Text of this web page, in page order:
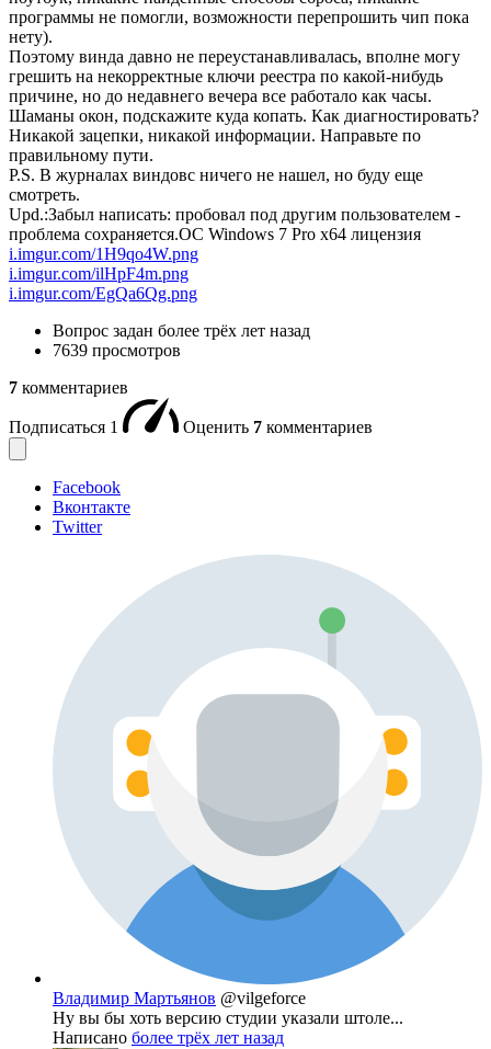
программы не помогли, возможности перепрошить чип пока
нету).
Поэтому винда давно не переустанавливалась, вполне могу
грешить на некорректные ключи реестра по какой-нибудь
причине, но до недавнего вечера все работало как часы.
Шаманы окон, подскажите куда копать. Как диагностировать?
Никакой зацепки, никакой информации. Направьте по
правильному пути.
P.S. В журналах виндовс ничего не нашел, но буду еще
смотреть.
Upd.:Забыл написать: пробовал под другим пользователем -
проблема сохраняется.ОС Windows 7 Pro x64 лицензия
i.imgur.com/1H9qo4W.png
i.imgur.com/ilHpF4m.png
i.imgur.com/EgQa6Qg.png
Вопрос задан более трёх лет назад
7639 просмотров
7 комментариев
Подписаться 1 Оценить 7 комментариев
Facebook
Вконтакте
Twitter
Владимир Мартьянов @vilgeforce
Ну вы бы хоть версию студии указали штоле...
Написано более трёх лет назад